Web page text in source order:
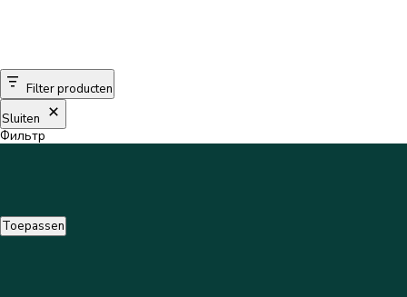
Filter producten
Sluiten
Фильтр
Toepassen